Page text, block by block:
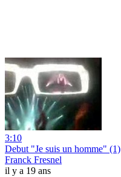
3:10
Debut "Je suis un homme" (1)
Franck Fresnel
il y a 19 ans